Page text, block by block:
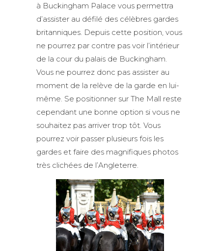
à Buckingham Palace vous permettra
d’assister au défilé des célèbres gardes
britanniques. Depuis cette position, vous
ne pourrez par contre pas voir l’intérieur
de la cour du palais de Buckingham.
Vous ne pourrez donc pas assister au
moment de la relève de la garde en lui-
même. Se positionner sur The Mall reste
cependant une bonne option si vous ne
souhaitez pas arriver trop tôt. Vous
pourrez voir passer plusieurs fois les
gardes et faire des magnifiques photos
très clichées de l’Angleterre.